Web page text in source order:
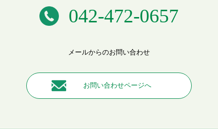
042-472-0657
メールからのお問い合わせ
お問い合わせページへ